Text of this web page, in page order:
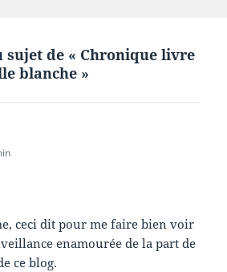
sujet de « Chronique livre
blanche »
ceci dit pour me faire bien voir
enamourée de la part de
ce blog.